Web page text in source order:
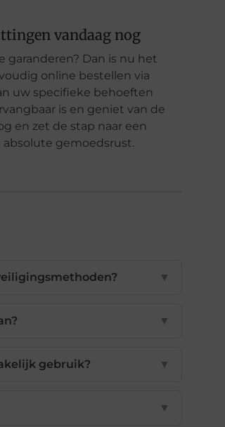
vandaag nog
Dan is nu het
online bestellen via
uw specifieke behoeften
is en geniet van de
en zet de stap naar een
gemoedsrust.
▼
▼
gebruik? ▼
▼